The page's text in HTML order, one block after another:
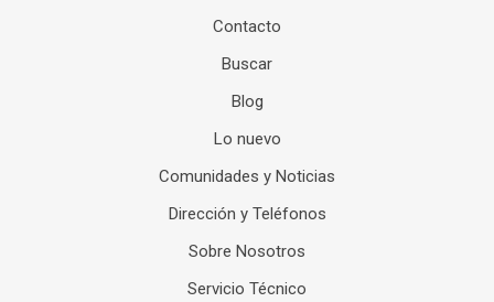
Contacto
Buscar
Blog
Lo nuevo
Comunidades y Noticias
Dirección y Teléfonos
Sobre Nosotros
Servicio Técnico